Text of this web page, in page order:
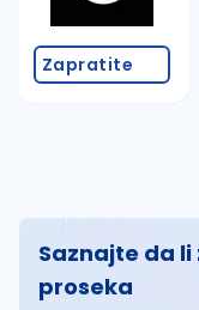
Zapratite
Saznajte da
proseka